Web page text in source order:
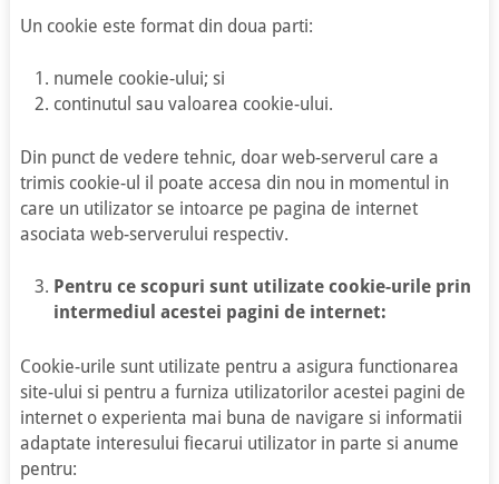
Un cookie este format din doua parti:
numele cookie-ului; si
continutul sau valoarea cookie-ului.
Din punct de vedere tehnic, doar web-serverul care a
trimis cookie-ul il poate accesa din nou in momentul in
care un utilizator se intoarce pe pagina de internet
asociata web-serverului respectiv.
Pentru ce scopuri sunt utilizate cookie-urile prin
intermediul acestei pagini de internet:
Cookie-urile sunt utilizate pentru a asigura functionarea
site-ului si pentru a furniza utilizatorilor acestei pagini de
internet o experienta mai buna de navigare si informatii
adaptate interesului fiecarui utilizator in parte si anume
pentru: